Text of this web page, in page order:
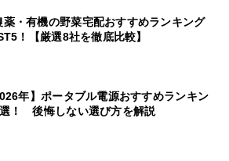
薬・有機の野菜宅配おすすめランキング
！【厳選8社を徹底比較】
年】ポータブル電源おすすめランキン
！ 後悔しない選び方を解説